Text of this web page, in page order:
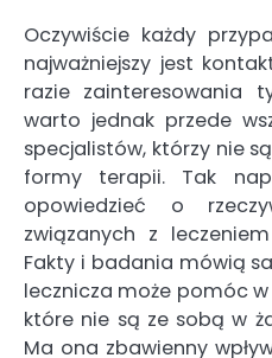
Oczywiście każdy
najważniejszy jest
razie zainteresowania
warto jednak przede
specjalistów, którzy nie
formy terapii. Tak
opowiedzieć o
związanych z
Fakty i badania mówią
lecznicza może pomóc
które nie są ze sobą w
Ma ona zbawienny